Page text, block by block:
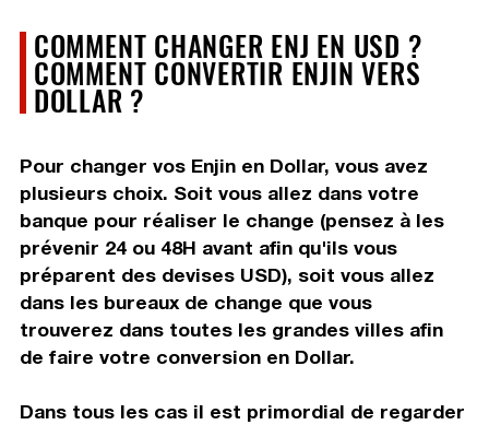
COMMENT CHANGER ENJ EN USD ?
COMMENT CONVERTIR ENJIN VERS
DOLLAR ?
Pour changer vos Enjin en Dollar, vous avez
plusieurs choix. Soit vous allez dans votre
banque pour réaliser le change (pensez à les
prévenir 24 ou 48H avant afin qu'ils vous
préparent des devises USD), soit vous allez
dans les bureaux de change que vous
trouverez dans toutes les grandes villes afin
de faire votre conversion en Dollar.
Dans tous les cas il est primordial de regarder